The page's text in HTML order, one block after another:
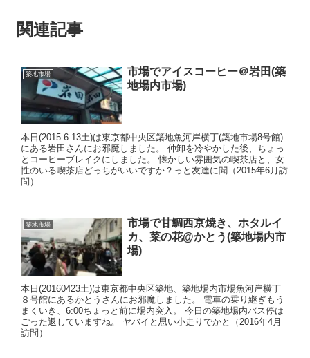
関連記事
築地市場
市場でアイスコーヒー＠岩田(築
地場内市場)
本日(2015.6.13土)は東京都中央区築地魚河岸横丁(築地市場8号館)
にある岩田さんにお邪魔しました。 仲卸を冷やかした後、ちょっ
とコーヒーブレイクにしました。 懐かしい雰囲気の喫茶店と、女
性のいる喫茶店どっちがいいですか？っと友達に聞（2015年6月訪
問）
築地市場
市場で甘鯛西京焼き、ホタルイ
カ、菜の花@かとう(築地場内市
場)
本日(20160423土)は東京都中央区築地、築地場内市場魚河岸横丁
８号館にあるかとうさんにお邪魔しました。 電車の乗り継ぎもう
まくいき、6:00ちょっと前に場内突入。 今日の築地場内バス停は
ごった返していますね。 ヤバイと思い小走りでかと（2016年4月
訪問）